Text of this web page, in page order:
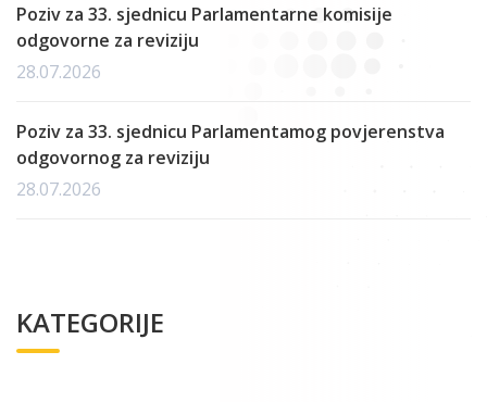
Poziv za 33. sjednicu Parlamentarne komisije
odgovorne za reviziju
28.07.2026
Poziv za 33. sjednicu Parlamentamog povjerenstva
odgovornog za reviziju
28.07.2026
KATEGORIJE